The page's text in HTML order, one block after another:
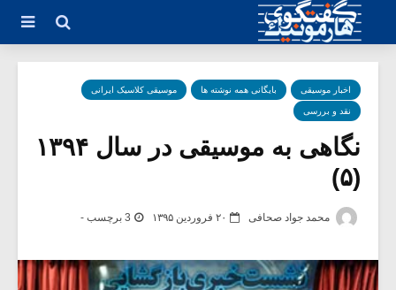
اخبار موسیقی بایگانی همه نوشته ها موسیقی کلاسیک ایرانی
نقد و بررسی
نگاهی به موسیقی در سال ۱۳۹۴
(۵)
محمد جواد صحافی ۲۰ فروردین ۱۳۹۵ 3 برچسب -